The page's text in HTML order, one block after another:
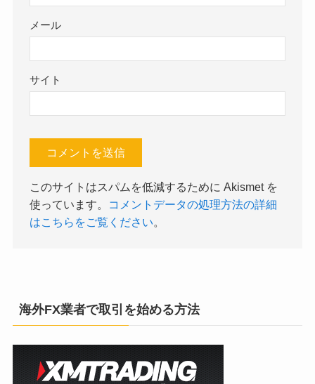
メール
サイト
このサイトはスパムを低減するために Akismet を
使っています。
コメントデータの処理方法の詳細
はこちらをご覧ください。
海外FX業者で取引を始める方法